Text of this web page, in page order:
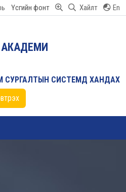
Үсгийн фонт Хайлт En
АКАДЕМИ
СУРГАЛТЫН СИСТЕМД ХАНДАХ